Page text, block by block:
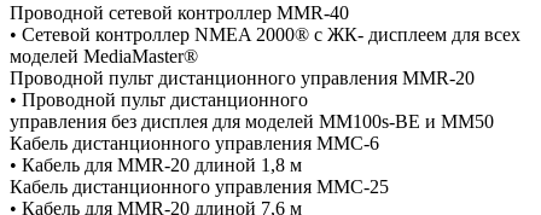
Проводной сетевой контроллер ММR-40
• Сетевой контроллер NMEA 2000® с ЖК- дисплеем для всех
моделей MediaMaster®
Проводной пульт дистанционного управления ММR-20
• Проводной пульт дистанционного
управления без дисплея для моделей ММ100s-BE и ММ50
Кабель дистанционного управления ММC-6
• Кабель для ММR-20 длиной 1,8 м
Кабель дистанционного управления ММC-25
• Кабель для ММR-20 длиной 7,6 м